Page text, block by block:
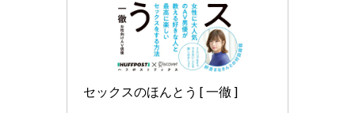
セックスのほんとう [ 一徹 ]